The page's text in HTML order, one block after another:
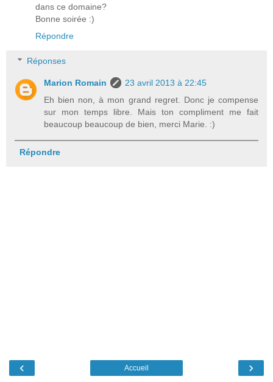
dans ce domaine?
Bonne soirée :)
Répondre
Réponses
Marion Romain
23 avril 2013 à 22:45
Eh bien non, à mon grand regret. Donc je compense
sur mon temps libre. Mais ton compliment me fait
beaucoup beaucoup de bien, merci Marie. :)
Répondre
‹ ›
Accueil